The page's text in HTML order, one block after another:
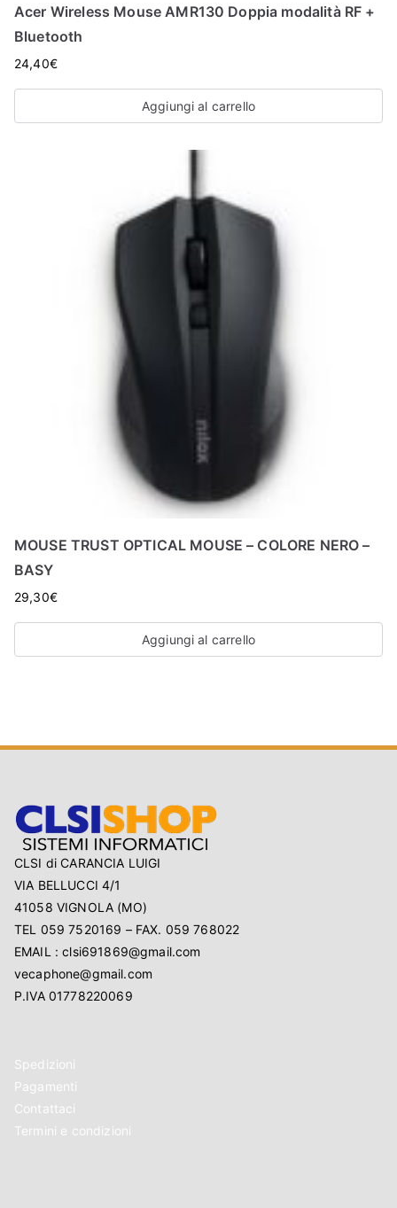
Acer Wireless Mouse AMR130 Doppia modalità RF +
Bluetooth
24,40€
Aggiungi al carrello
MOUSE TRUST OPTICAL MOUSE – COLORE NERO –
BASY
29,30€
Aggiungi al carrello
CLSI di CARANCIA LUIGI
VIA BELLUCCI 4/1
41058 VIGNOLA (MO)
TEL 059 7520169 – FAX. 059 768022
EMAIL : clsi691869@gmail.com
vecaphone@gmail.com
P.IVA 01778220069
Spedizioni
Pagamenti
Contattaci
Termini e condizioni